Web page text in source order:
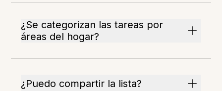
¿Se categorizan las tareas por
áreas del hogar?
¿Puedo compartir la lista?